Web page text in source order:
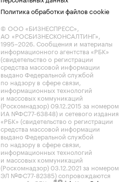
Политика обработки файлов cookie
© ООО «БИЗНЕСПРЕСС»,
АО «РОСБИЗНЕСКОНСАЛТИНГ»,
1995–2026. Сообщения и материалы
информационного агентства «РБК»
(свидетельство о регистрации
средства массовой информации
выдано Федеральной службой
по надзору в сфере связи,
информационных технологий
и массовых коммуникаций
(Роскомнадзор) 09.12.2015 за номером
ИА №ФС77-63848) и сетевого издания
«РБК» (свидетельство о регистрации
средства массовой информации
выдано Федеральной службой
по надзору в сфере связи,
информационных технологий
и массовых коммуникаций
(Роскомнадзор) 03.12.2021 за номером
ЭЛ №ФС77-82385) сопровождаются